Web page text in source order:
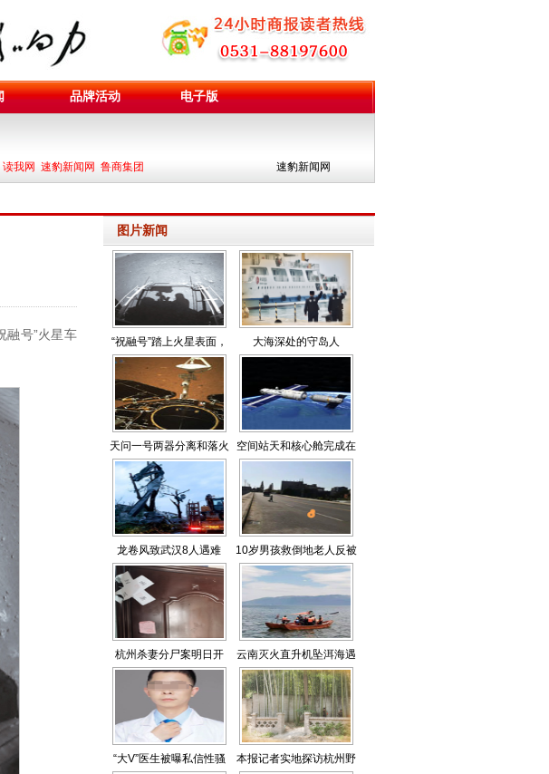
品牌活动 电子版
读我网 速豹新闻网 鲁商集团 速豹新闻网
融号”火星车
图片新闻
“祝融号”踏上火星表面，
开工
大海深处的守岛人
天问一号两器分离和落火
影像发布
空间站天和核心舱完成在
龙卷风致武汉8人遇难
230人受伤
10岁男孩救倒地老人反被
讹？
杭州杀妻分尸案明日开
庭，本报记者探访案发地
云南灭火直升机坠洱海遇
难者中一员曾这样告诉妻
子：“森林消防员先属于
国家，再属于小家”
“大V”医生被曝私信性骚
本报记者实地探访杭州野